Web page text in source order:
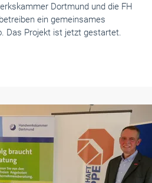
Dortmund und die FH
ein gemeinsames
Das Projekt ist jetzt gestartet.